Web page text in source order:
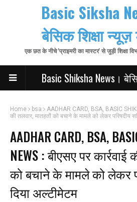
Basic Siksha
बेसिक शिक्षा
एक छत के नीचे 'प्राइमरी का मास्टर' से जुड़ी शिक्षा
Basic Shiksha News।
Home bsa
AADHAR CARD, BSA, BASIC
की तलवार, मातहतों को बचाने के मामले को लेकर परिषदीय
AADHAR CARD, BSA,
NEWS : बीएसए पर कार्रवाई
को बचाने के मामले को लेकर
दिया अल्टीमेटम